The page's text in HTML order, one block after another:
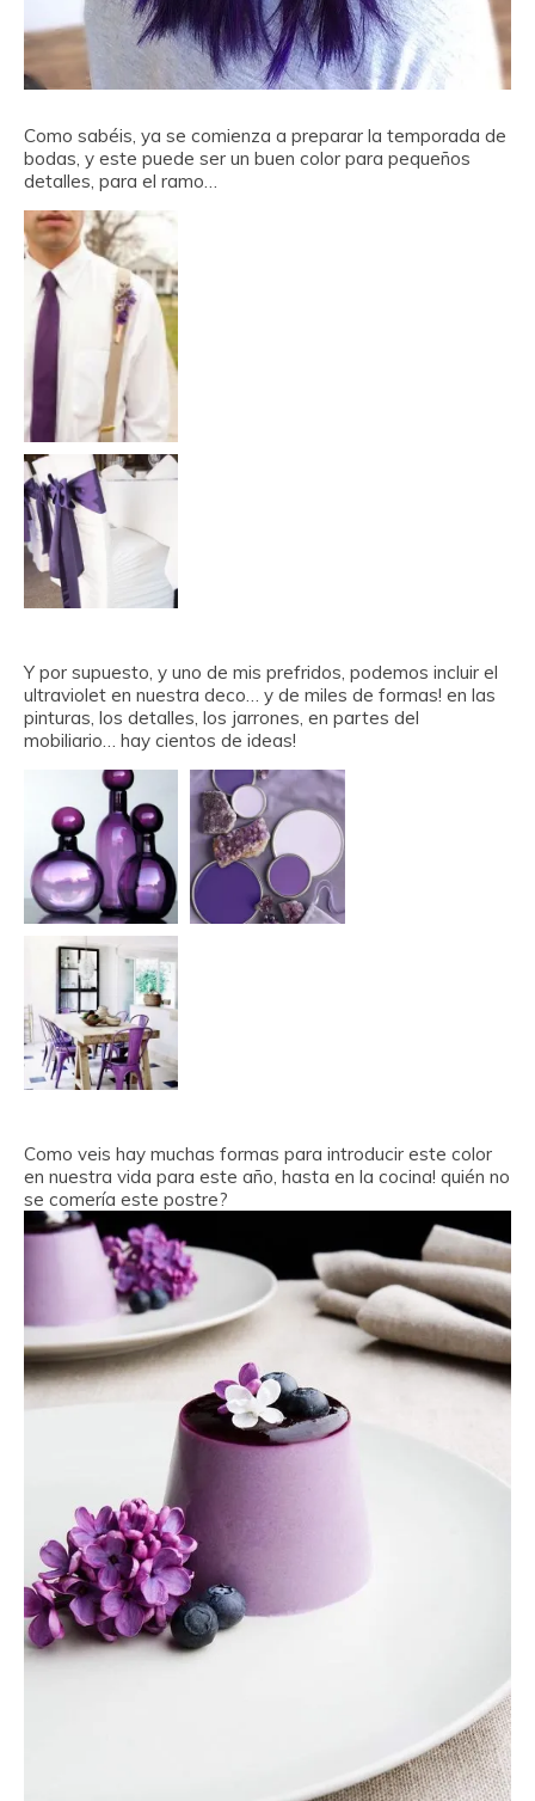
Como sabéis, ya se comienza a preparar la temporada de
bodas, y este puede ser un buen color para pequeños
detalles, para el ramo…
Y por supuesto, y uno de mis prefridos, podemos incluir el
ultraviolet en nuestra deco… y de miles de formas! en las
pinturas, los detalles, los jarrones, en partes del
mobiliario… hay cientos de ideas!
Como veis hay muchas formas para introducir este color
en nuestra vida para este año, hasta en la cocina! quién no
se comería este postre?